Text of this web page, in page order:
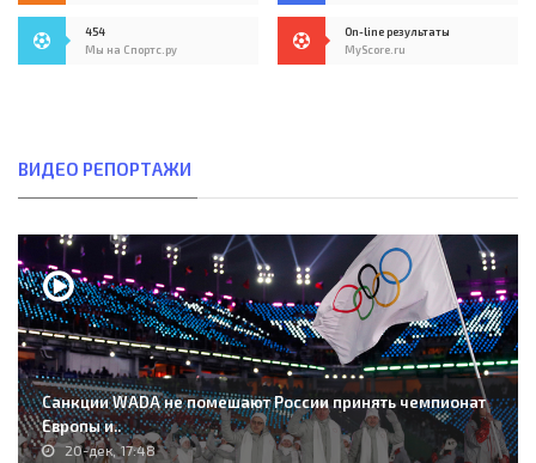
454
Мы на Спортс.ру
On-line результаты
MyScore.ru
ВИДЕО РЕПОРТАЖИ
Санкции WADA не помешают России принять чемпионат
Европы и..
20-дек, 17:48